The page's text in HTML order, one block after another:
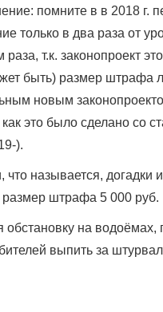
помните в в 2018 г.
только в два раза от
т.к. законопроект
быть) размер штрафа
новым
это было сделано со
).
что называется,
размер штрафа 5 000 руб.
обстановку на
выпить за